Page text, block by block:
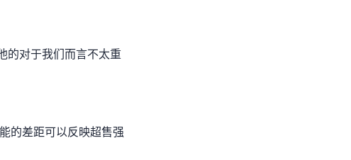
的对于我们MJJ而言不太重
和实际性能的差距可以反映超售强